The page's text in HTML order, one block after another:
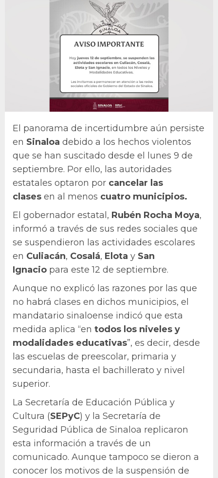
El panorama de incertidumbre aún persiste
en Sinaloa debido a los hechos violentos
que se han suscitado desde el lunes 9 de
septiembre. Por ello, las autoridades
estatales optaron por cancelar las
clases en al menos cuatro municipios.
El gobernador estatal, Rubén Rocha Moya,
informó a través de sus redes sociales que
se suspendieron las actividades escolares
en Culiacán, Cosalá, Elota y San
Ignacio para este 12 de septiembre.
Aunque no explicó las razones por las que
no habrá clases en dichos municipios, el
mandatario sinaloense indicó que esta
medida aplica “en todos los niveles y
modalidades educativas”, es decir, desde
las escuelas de preescolar, primaria y
secundaria, hasta el bachillerato y nivel
superior.
La Secretaría de Educación Pública y
Cultura (SEPyC) y la Secretaría de
Seguridad Pública de Sinaloa replicaron
esta información a través de un
comunicado. Aunque tampoco se dieron a
conocer los motivos de la suspensión de